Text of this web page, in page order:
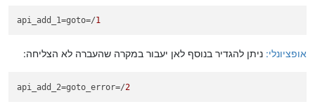
api_add_1=goto=/1
אופציונלי: ניתן להגדיר בנוסף לאן יעבור במקרה שהעברה לא הצליחה:
api_add_2=goto_error=/2